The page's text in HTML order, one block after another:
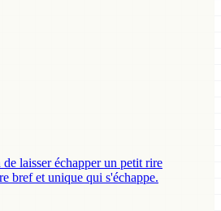
laisser échapper un petit rire
bref et unique qui s'échappe.